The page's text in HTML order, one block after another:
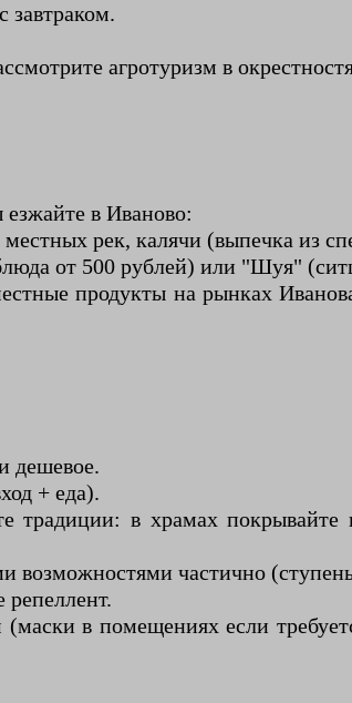
агротуризм в
в Иваново:
рек, калячи (выпечка из
от 500 рублей) или "Шуя"
продукты на рынках
дешевое.
+ еда).
традиции: в храмах
частично
в помещениях если